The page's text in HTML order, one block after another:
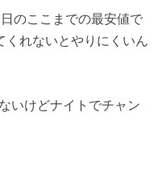
のここまでの最安値で
くれないとやりにくいん
いけどナイトでチャン